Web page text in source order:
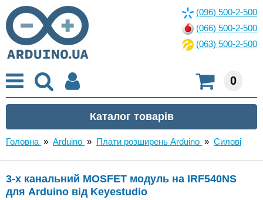
(096) 500-2-500
(066) 500-2-500
(063) 500-2-500
0
Головна » Arduino » Плати розширень Arduino » Силові
3-х канальний MOSFET модуль на IRF540NS
для Arduino від Keyestudio